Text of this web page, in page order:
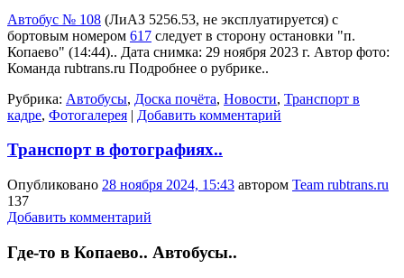
Автобус № 108 (ЛиАЗ 5256.53, не эксплуатируется) с
бортовым номером 617 следует в сторону остановки "п.
Копаево" (14:44).. Дата снимка: 29 ноября 2023 г. Автор фото:
Команда rubtrans.ru Подробнее о рубрике..
Рубрика: Автобусы, Доска почёта, Новости, Транспорт в
кадре, Фотогалерея | Добавить комментарий
Транспорт в фотографиях..
Опубликовано 28 ноября 2024, 15:43 автором Team rubtrans.ru
137
Добавить комментарий
Где-то в Копаево.. Автобусы..